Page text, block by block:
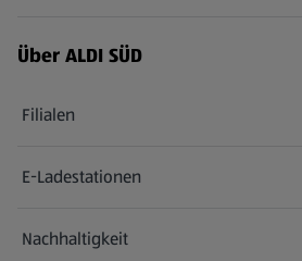
Über ALDI SÜD
Filialen
E-Ladestationen
Nachhaltigkeit